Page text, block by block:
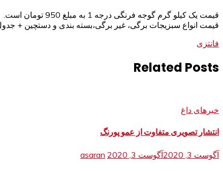
قیمت یک کیلو گرم گوجه فرنگی درجه 1 به مبلغ 950 تومان است.
قیمت انواع سبزیجات برگی، غیر برگی،بسته بندی و دستچین +
فانتزی
Related Posts
خبرهای داغ
انتشار تصویری متفاوت از عمو پورنگ
آگوست 3, 2020 آگوست 3, 2020 asaran